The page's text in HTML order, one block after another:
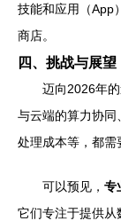
技能和应用（App
商店。
四、挑战与展望
迈向2026年
与云端的算力协同
处理成本等，都需
可以预见， 专
它们专注于提供从